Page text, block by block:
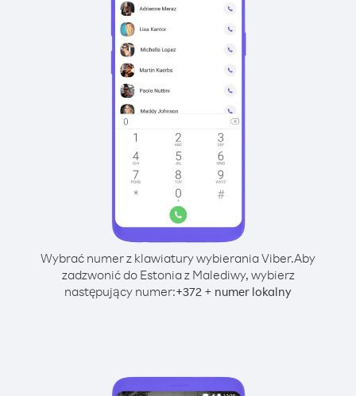
Wybrać numer z klawiatury wybierania Viber.Aby
zadzwonić do Estonia z Malediwy, wybierz
następujący numer:+372 + numer lokalny